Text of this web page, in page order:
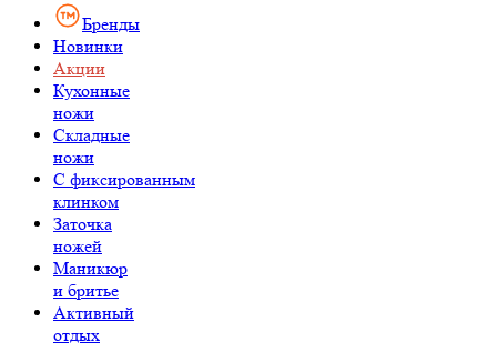
Бренды
Новинки
Акции
Кухонные
ножи
Складные
ножи
C фиксированным
клинком
Заточка
ножей
Маникюр
и бритье
Активный
отдых